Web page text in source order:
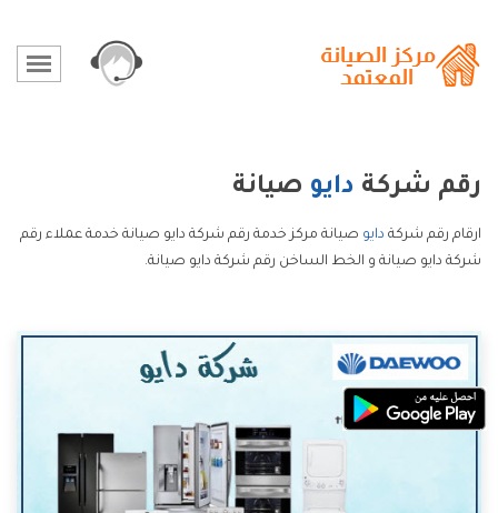
رقم شركة دايو صيانة
ارقام رقم شركة دايو صيانة مركز خدمة رقم شركة دايو صيانة خدمة عملاء رقم
شركة دايو صيانة و الخط الساخن رقم شركة دايو صيانة.